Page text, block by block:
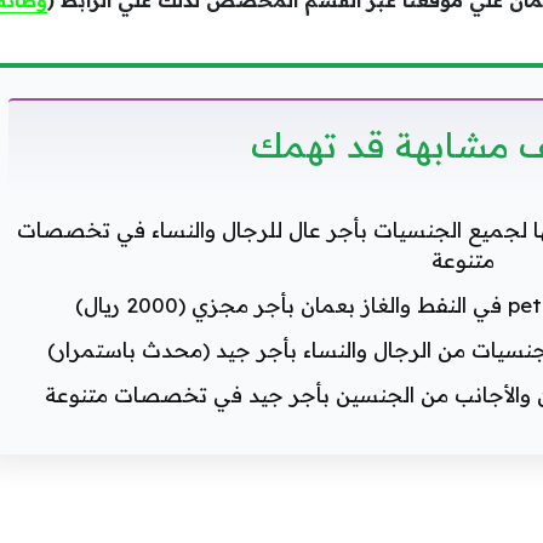
مشابهة قد تهمك
الجنسيات بأجر عال للرجال والنساء في تخصصات
متنوعة
من الرجال والنساء بأجر جيد (محدث باستمرار)
والأجانب من الجنسين بأجر جيد في تخصصات متنوعة